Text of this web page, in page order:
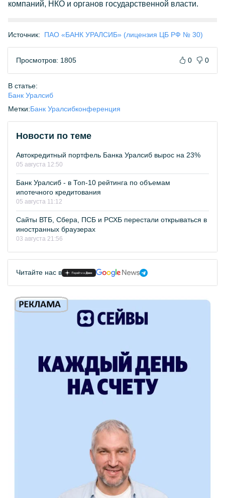
компаний, НКО и органов государственной власти.
Источник: ПАО «БАНК УРАЛСИБ» (лицензия ЦБ РФ № 30)
Просмотров: 1805 0 0
В статье:
Банк Уралсиб
Метки:Банк Уралсибконференция
Новости по теме
Автокредитный портфель Банка Уралсиб вырос на 23%
05 августа 12:50
Банк Уралсиб - в Топ-10 рейтинга по объемам
ипотечного кредитования
05 августа 11:12
Сайты ВТБ, Сбера, ПСБ и РСХБ перестали открываться в
иностранных браузерах
03 августа 21:56
Читайте нас в